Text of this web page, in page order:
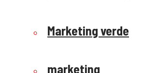
Marketing verde
marketing